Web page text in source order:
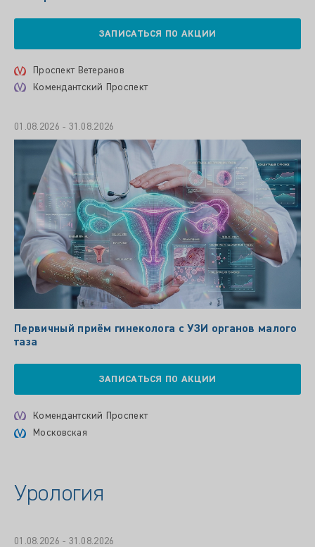
ЗАПИСАТЬСЯ ПО АКЦИИ
Проспект Ветеранов
Комендантский Проспект
01.08.2026 - 31.08.2026
Первичный приём гинеколога с УЗИ органов малого
таза
ЗАПИСАТЬСЯ ПО АКЦИИ
Комендантский Проспект
Московская
Урология
01.08.2026 - 31.08.2026